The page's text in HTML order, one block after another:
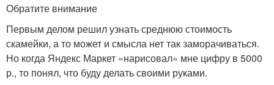
Обратите внимание
Первым делом решил узнать среднюю стоимость
скамейки, а то может и смысла нет так заморачиваться.
Но когда Яндекс Маркет «нарисовал» мне цифру в 5000
р., то понял, что буду делать своими руками.